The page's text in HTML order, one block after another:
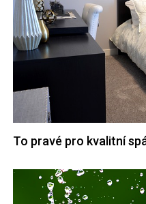
To pravé pro kvalitní